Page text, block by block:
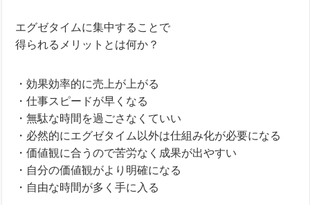
エグゼタイムに集中することで
得られるメリットとは何か？
・効果効率的に売上が上がる
・仕事スピードが早くなる
・無駄な時間を過ごさなくていい
・必然的にエグゼタイム以外は仕組み化が必要になる
・価値観に合うので苦労なく成果が出やすい
・自分の価値観がより明確になる
・自由な時間が多く手に入る